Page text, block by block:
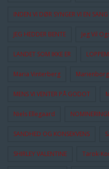
INDEN VI DØR SYNGER VI EN SANG
JEG HEDDER BENTE Jeg Vil
LANDET SOM IKKE ER
Maria Vinterberg Marienborg
MENS VI VENTER PÅ GODOT
Niels Ellegaard
SANDHED OG KONSEKVENS
SHIRLEY VALENTINE Tarok-